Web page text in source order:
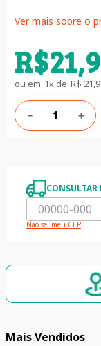
Ver mais sobre o
R$21,
ou em 1x de R$ 21,
＋
－
CONSULTAR
Não sei meu CEP
Mais Vendidos